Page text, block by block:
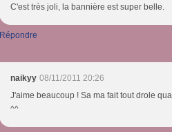
C'est très joli, la bannière est super belle.
Répondre
naikyy 08/11/2011 20:26
J'aime beaucoup ! Sa ma fait tout drole
^^